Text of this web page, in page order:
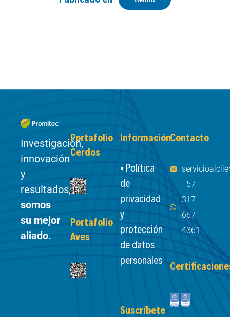
Investigación,
innovación
y
resultados,
somos
su mejor
aliado.
Portafolio
Cerdos
Portafolio
Aves
Información
• Política
de
privacidad
y
protección
de datos
personales
Suscríbete
Contacto
+57
317
667
4361